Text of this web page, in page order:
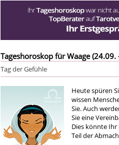
Tageshoroskop für Waage (24.09.
Tag der Gefühle
Heute spüren
wissen
Sie. Auch
Sie eine
Dies könnte Ihr
Teil der